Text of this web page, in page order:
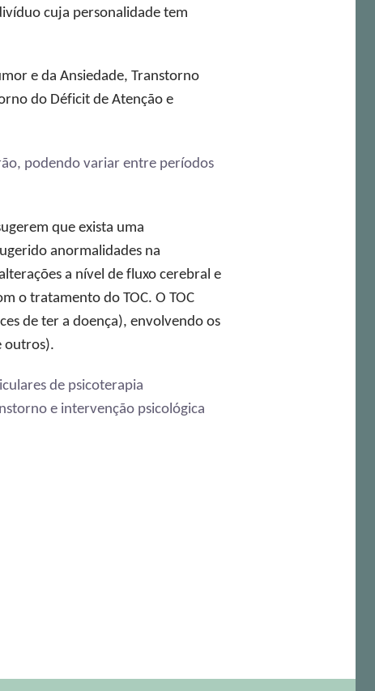
cuja personalidade tem
e da Ansiedade, Transtorno
do Déficit de Atenção e
podendo variar entre períodos
que exista uma
anormalidades na
a nível de fluxo cerebral e
o tratamento do TOC. O TOC
de ter a doença), envolvendo os
outros).
de psicoterapia
e intervenção psicológica